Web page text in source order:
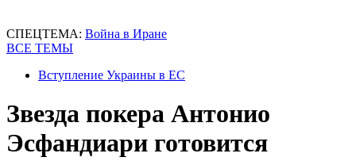
СПЕЦТЕМА: Война в Иране
ВСЕ ТЕМЫ
Вступление Украины в ЕС
Звезда покера Антонио
Эсфандиари готовится